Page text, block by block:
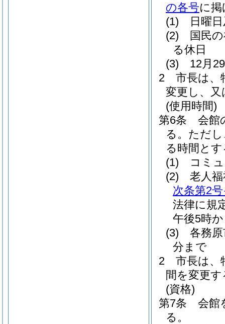
の各号に
(1)
日曜
(2)
国民
る休日
(3)
12月
2
市長は、
変更し、
(使用時間)
第6条
会館
る。 ただ
る時間と
(1)
コミ
(2)
老人
次条第2
法律に規
午後5時
(3)
各務
分まで
2
市長は、
間を変更
(資格)
第7条
会館
る。